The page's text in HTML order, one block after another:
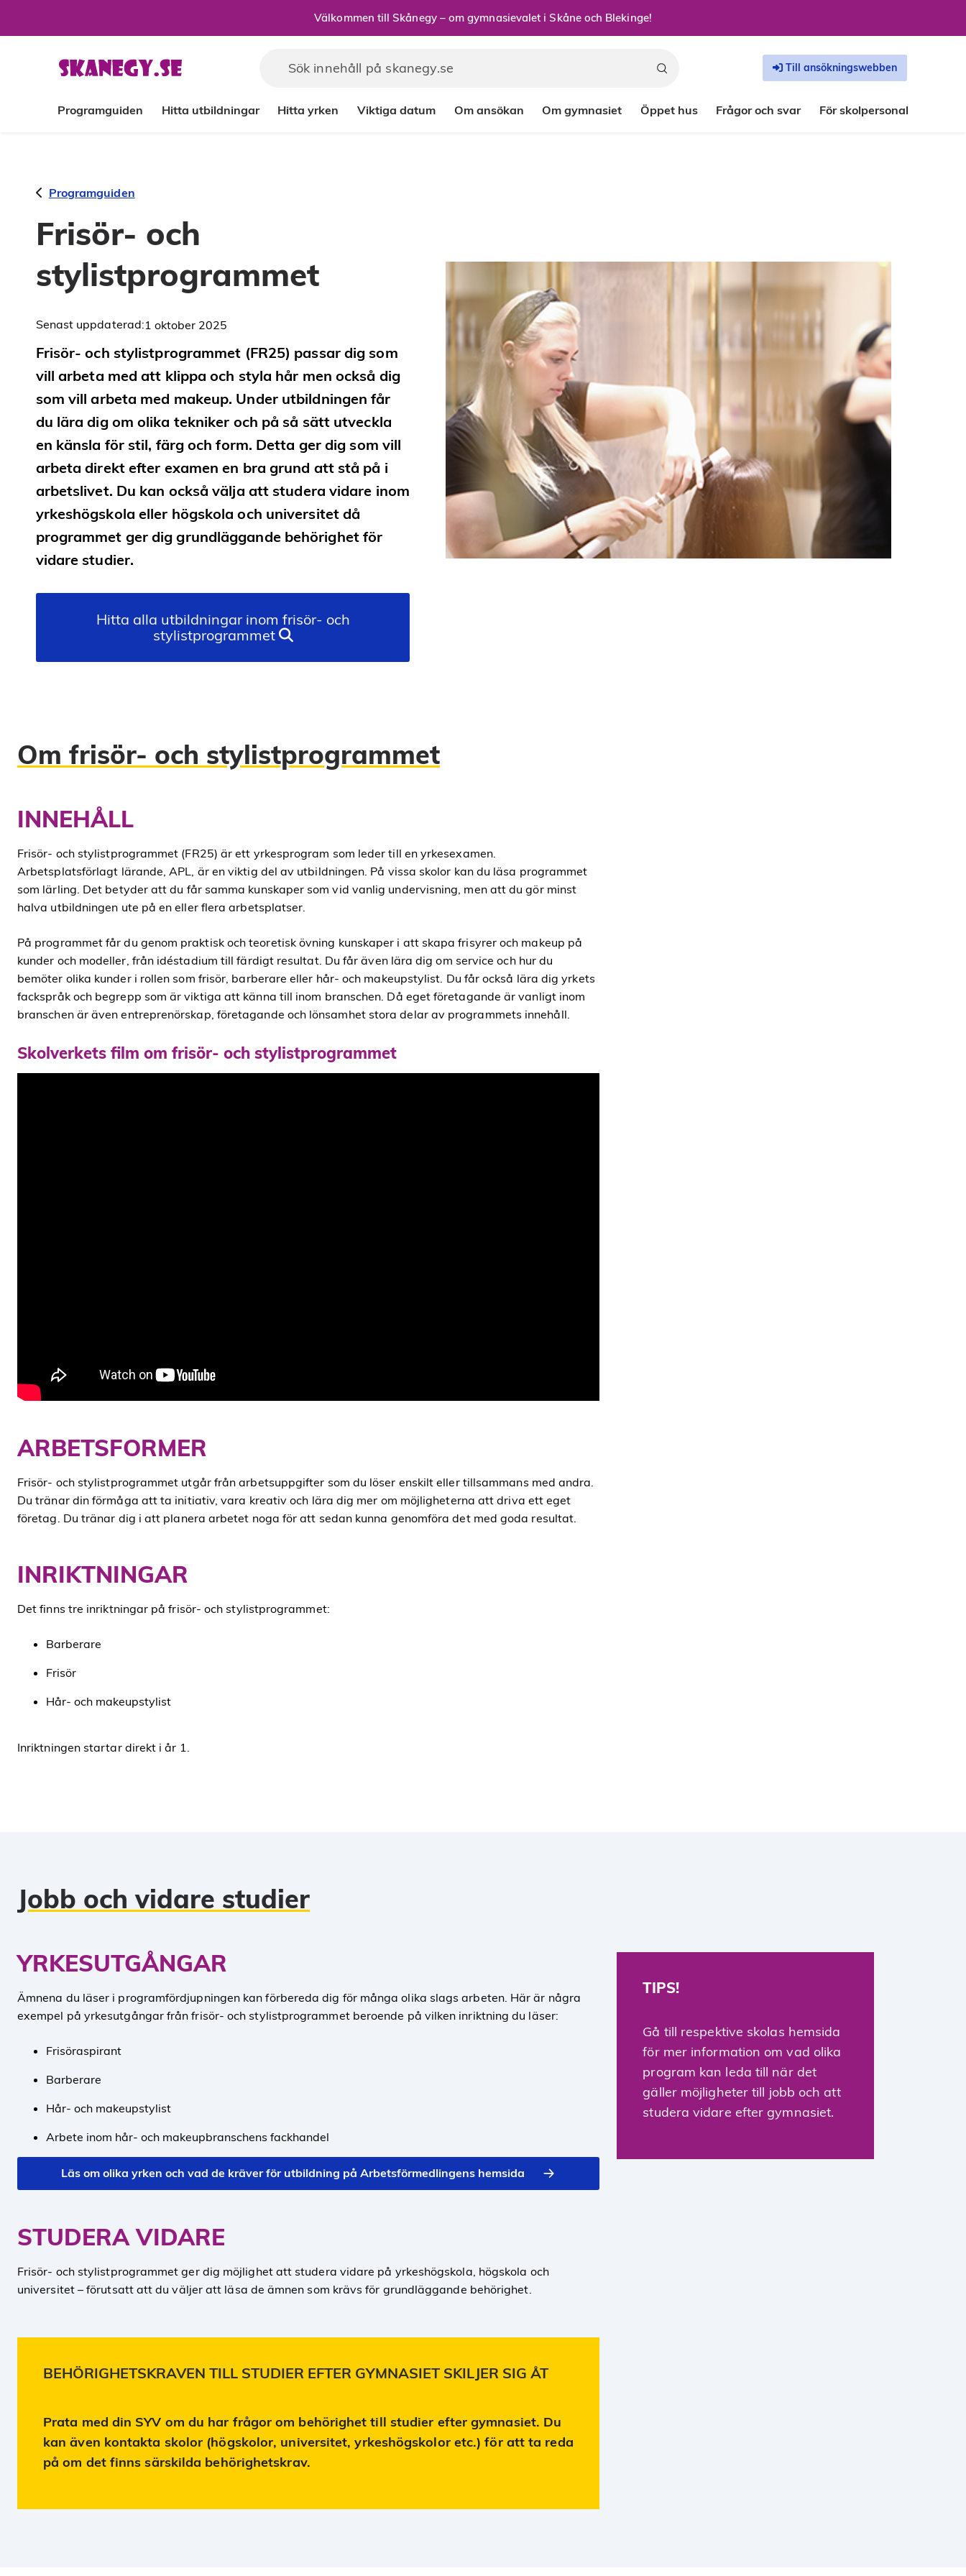
Välkommen till Skånegy – om gymnasievalet i Skåne och Blekinge!
Programguiden Hitta utbildningar Hitta yrken Viktiga datum Om ansökan Om gymnasiet Öppet hus Frågor och svar För skolpersonal
Till ansökningswebben
Programguiden
Frisör- och
stylistprogrammet
Senast uppdaterad:1 oktober 2025
Frisör- och stylistprogrammet (FR25) passar dig som
vill arbeta med att klippa och styla hår men också dig
som vill arbeta med makeup. Under utbildningen får
du lära dig om olika tekniker och på så sätt utveckla
en känsla för stil, färg och form. Detta ger dig som vill
arbeta direkt efter examen en bra grund att stå på i
arbetslivet. Du kan också välja att studera vidare inom
yrkeshögskola eller högskola och universitet då
programmet ger dig grundläggande behörighet för
vidare studier.
Hitta alla utbildningar inom frisör- och
stylistprogrammet
Om frisör- och stylistprogrammet
INNEHÅLL
Frisör- och stylistprogrammet (FR25) är ett yrkesprogram som leder till en yrkesexamen.
Arbetsplatsförlagt lärande, APL, är en viktig del av utbildningen. På vissa skolor kan du läsa programmet
som lärling. Det betyder att du får samma kunskaper som vid vanlig undervisning, men att du gör minst
halva utbildningen ute på en eller flera arbetsplatser.
På programmet får du genom praktisk och teoretisk övning kunskaper i att skapa frisyrer och makeup på
kunder och modeller, från idéstadium till färdigt resultat. Du får även lära dig om service och hur du
bemöter olika kunder i rollen som frisör, barberare eller hår- och makeupstylist. Du får också lära dig yrkets
fackspråk och begrepp som är viktiga att känna till inom branschen. Då eget företagande är vanligt inom
branschen är även entreprenörskap, företagande och lönsamhet stora delar av programmets innehåll.
Skolverkets film om frisör- och stylistprogrammet
ARBETSFORMER
Frisör- och stylistprogrammet utgår från arbetsuppgifter som du löser enskilt eller tillsammans med andra.
Du tränar din förmåga att ta initiativ, vara kreativ och lära dig mer om möjligheterna att driva ett eget
företag. Du tränar dig i att planera arbetet noga för att sedan kunna genomföra det med goda resultat.
INRIKTNINGAR
Det finns tre inriktningar på frisör- och stylistprogrammet:
Barberare
Frisör
Hår- och makeupstylist
Inriktningen startar direkt i år 1.
Jobb och vidare studier
YRKESUTGÅNGAR
Ämnena du läser i programfördjupningen kan förbereda dig för många olika slags arbeten. Här är några
exempel på yrkesutgångar från frisör- och stylistprogrammet beroende på vilken inriktning du läser:
Frisöraspirant
Barberare
Hår- och makeupstylist
Arbete inom hår- och makeupbranschens fackhandel
Läs om olika yrken och vad de kräver för utbildning på Arbetsförmedlingens hemsida
STUDERA VIDARE
Frisör- och stylistprogrammet ger dig möjlighet att studera vidare på yrkeshögskola, högskola och
universitet – förutsatt att du väljer att läsa de ämnen som krävs för grundläggande behörighet.
BEHÖRIGHETSKRAVEN TILL STUDIER EFTER GYMNASIET SKILJER SIG ÅT
Prata med din SYV om du har frågor om behörighet till studier efter gymnasiet. Du
kan även kontakta skolor (högskolor, universitet, yrkeshögskolor etc.) för att ta reda
på om det finns särskilda behörighetskrav.
TIPS!
Gå till respektive skolas hemsida
för mer information om vad olika
program kan leda till när det
gäller möjligheter till jobb och att
studera vidare efter gymnasiet.